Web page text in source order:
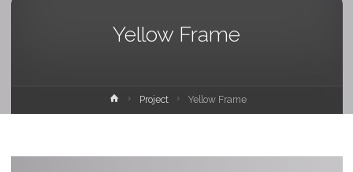
Yellow Frame
HomeProject Yellow Frame